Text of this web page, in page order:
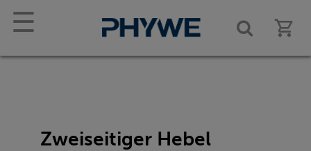
☰
Zweiseitiger Hebel